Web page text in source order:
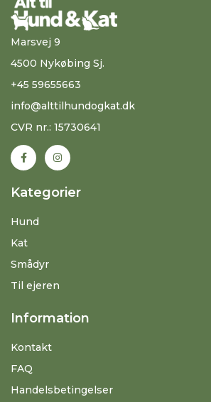
Marsvej 9
4500 Nykøbing Sj.
+45 59655663
info@alttilhundogkat.dk
CVR nr.: 15730641
Kategorier
Hund
Kat
Smådyr
Til ejeren
Information
Kontakt
FAQ
Handelsbetingelser